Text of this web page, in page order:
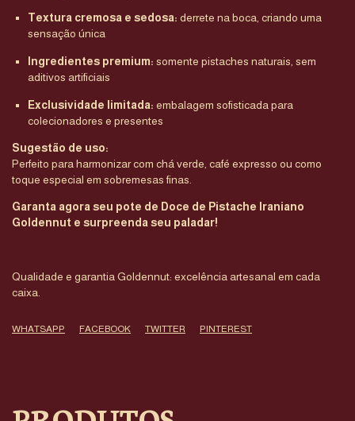
Textura cremosa e sedosa: derrete na boca, criando uma
sensação única
Ingredientes premium: somente pistaches naturais, sem
aditivos artificiais
Exclusividade limitada: embalagem sofisticada para
colecionadores e presentes
Sugestão de uso:
Perfeito para harmonizar com chá verde, café expresso ou como
toque especial em sobremesas finas.
Garanta agora seu pote de Doce de Pistache Iraniano
Goldennut e surpreenda seu paladar!
Qualidade e garantia Goldennut: excelência artesanal em cada
caixa.
WHATSAPP FACEBOOK TWITTER PINTEREST